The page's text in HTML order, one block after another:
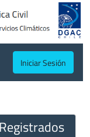
Iniciar Sesión